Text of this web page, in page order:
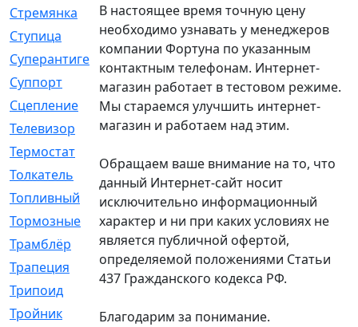
Стремянка
[46]
Ступица
[775]
Суперантигель
[3]
Суппорт
[198]
Сцепление
[1]
Телевизор
[13]
Термостат
Толкатель
[4]
Топливный
[5]
Тормозные
[57]
Трамблёр
[54]
Трапеция
[2]
Трипоид
[16]
Тройник
[1]
В настоящее время точную цену
необходимо узнавать у менеджеров
компании Фортуна по указанным
контактным телефонам. Интернет-
магазин работает в тестовом режиме.
Мы стараемся улучшить интернет-
магазин и работаем над этим.
Обращаем ваше внимание на то, что
данный Интернет-сайт носит
исключительно информационный
характер и ни при каких условиях не
является публичной офертой,
определяемой положениями Статьи
437 Гражданского кодекса РФ.
Благодарим за понимание.